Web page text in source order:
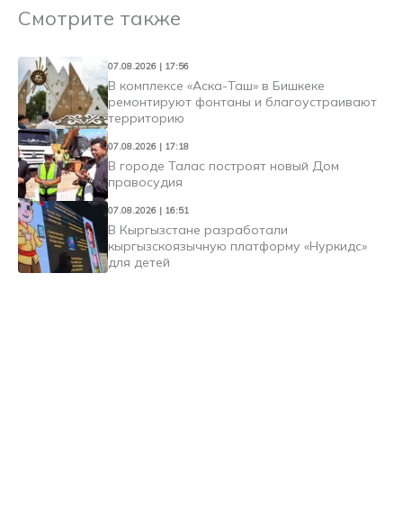
Смотрите также
07.08.2026 | 17:56
В комплексе «Аска-Таш» в Бишкеке
ремонтируют фонтаны и благоустраивают
территорию
07.08.2026 | 17:18
В городе Талас построят новый Дом
правосудия
07.08.2026 | 16:51
В Кыргызстане разработали
кыргызскоязычную платформу «Нуркидс»
для детей